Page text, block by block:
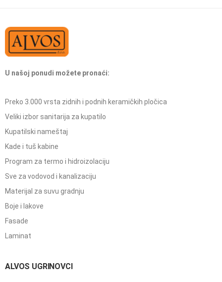
U našoj ponudi možete pronaći:
Preko 3.000 vrsta zidnih i podnih keramičkih pločica
Veliki izbor sanitarija za kupatilo
Kupatilski nameštaj
Kade i tuš kabine
Program za termo i hidroizolaciju
Sve za vodovod i kanalizaciju
Materijal za suvu gradnju
Boje i lakove
Fasade
Laminat
ALVOS UGRINOVCI